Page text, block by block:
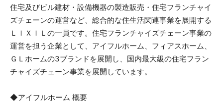
住宅及びビル建材・設備機器の製造販売・住宅フランチャイ
ズチェーンの運営など、総合的な住生活関連事業を展開する
ＬＩＸＩＬの一員です。住宅フランチャイズチェーン事業の
運営を担う企業として、アイフルホーム、フィアスホーム、
ＧＬホームの3ブランドを展開し、国内最大級の住宅フラン
チャイズチェーン事業を展開しています。
◆アイフルホーム 概要